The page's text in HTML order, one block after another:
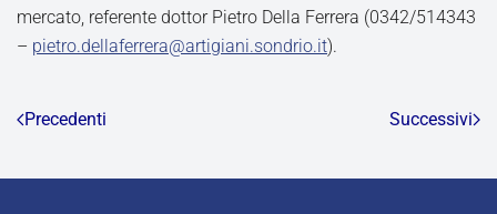
mercato, referente dottor Pietro Della Ferrera (0342/514343
– pietro.dellaferrera@artigiani.sondrio.it).
Precedenti Successivi